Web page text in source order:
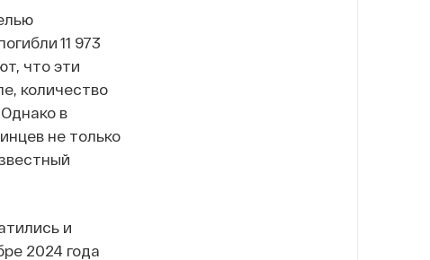
11 973
что эти
количество
в
не только
и
2024 года